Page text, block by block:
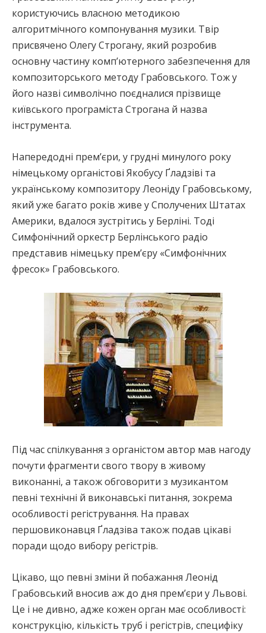
користуючись власною методикою
алгоритмічного компонування музики. Твір
присвячено Олегу Строгану, який розробив
основну частину компʼютерного забезпечення для
композиторського методу Грабовського. Тож у
його назві символічно поєдналися прізвище
київського програміста Строгана й назва
інструмента.
Напередодні премʼєри, у грудні минулого року
німецькому органістові Якобусу Ґладзіві та
українському композитору Леоніду Грабовському,
який уже багато років живе у Сполучених Штатах
Америки, вдалося зустрітись у Берліні. Тоді
Симфонічний оркестр Берлінського радіо
представив німецьку премʼєру «Симфонічних
фресок» Грабовського.
Під час спілкування з органістом автор мав нагоду
почути фрагменти свого твору в живому
виконанні, а також обговорити з музикантом
певні технічні й виконавські питання, зокрема
особливості регістрування. На правах
першовиконавця Ґладзіва також подав цікаві
поради щодо вибору регістрів.
Цікаво, що певні зміни й побажання Леонід
Грабовський вносив аж до дня премʼєри у Львові.
Це і не дивно, адже кожен орган має особливості:
конструкцію, кількість труб і регістрів, специфіку